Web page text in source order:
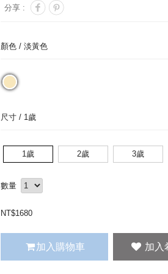
分享 :
顏色 / 淡黃色
尺寸 / 1歲
1歲 2歲 3歲
數量
NT$1680
加入購物車